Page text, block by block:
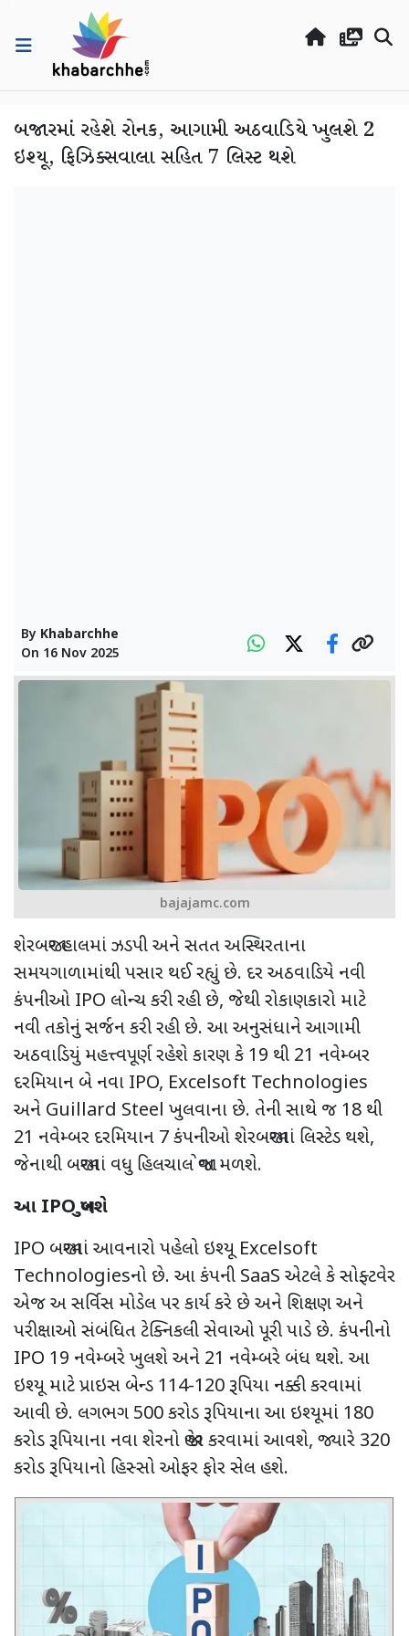
બજારમાં રહેશે રોનક, આગામી અઠવાડિયે ખુલશે 2
ઇશ્યૂ, ફિઝિક્સવાલા સહિત 7 લિસ્ટ થશે
By Khabarchhe
On 16 Nov 2025
bajajamc.com
શેરબજાર હાલમાં ઝડપી અને સતત અસ્થિરતાના
સમયગાળામાંથી પસાર થઈ રહ્યું છે. દર અઠવાડિયે નવી
કંપનીઓ IPO લોન્ચ કરી રહી છે, જેથી રોકાણકારો માટે
નવી તકોનું સર્જન કરી રહી છે. આ અનુસંધાને આગામી
અઠવાડિયું મહત્ત્વપૂર્ણ રહેશેકારણ કે 19 થી 21 નવેમ્બર
દરમિયાન બે નવા IPO, Excelsoft Technologies
અને Guillard Steel ખુલવાના છે. તેની સાથે જ 18 થી
21 નવેમ્બર દરમિયાન 7 કંપનીઓ શેરબજારમાં લિસ્ટેડ થશે,
જેનાથી બજારમાં વધુ હિલચાલ જોવા મળશે.
આ IPOખુલશે
IPO બજારમાં આવનારો પહેલો ઇશ્યૂ Excelsoft
Technologiesનો છે. આ કંપની SaaS એટલે કે સોફ્ટવેર
એજ અ સર્વિસ મોડેલ પર કાર્ય કરે છે અને શિક્ષણ અને
પરીક્ષાઓ સંબંધિત ટેક્નિકલી સેવાઓ પૂરી પાડે છે. કંપનીનો
IPO 19 નવેમ્બરે ખુલશે અને 21 નવેમ્બરે બંધ થશે. આ
ઇશ્યૂ માટે પ્રાઇસ બેન્ડ 114-120રૂપિયા નક્કી કરવામાં
આવી છે. લગભગ 500કરોડ રૂપિયાના આ ઇશ્યૂમાં 180
કરોડ રૂપિયાના નવા શેરનો જાહેર કરવામાં આવશે, જ્યારે 320
કરોડ રૂપિયાનો હિસ્સો ઓફર ફોર સેલ હશે.